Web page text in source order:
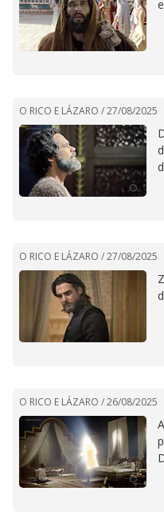
O RICO E LÁZARO /27/08/2025
O RICO E LÁZARO /27/08/2025
O RICO E LÁZARO /26/08/2025